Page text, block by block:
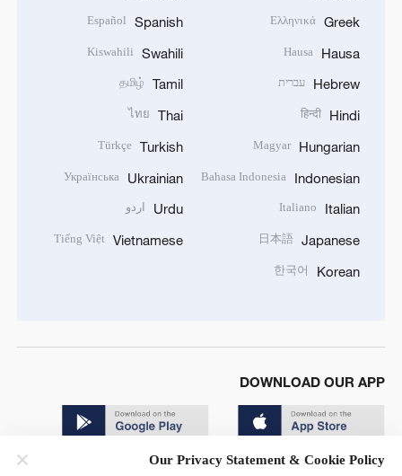
Greek
Ελληνικά
Hausa
Hausa
Hebrew עברית
Hindi
हिन्दी
Hungarian
Magyar
Indonesian
Bahasa Indonesia
Italian
Italiano
Japanese
日本語
Korean
한국어
Spanish
Español
Swahili
Kiswahili
Tamil
தமிழ்
Thai
ไทย
Turkish
Türkçe
Ukrainian
Українська
Urdu اردو
Vietnamese
Tiếng Việt
DOWNLOAD OUR APP
Our Privacy Statement & Cookie Policy